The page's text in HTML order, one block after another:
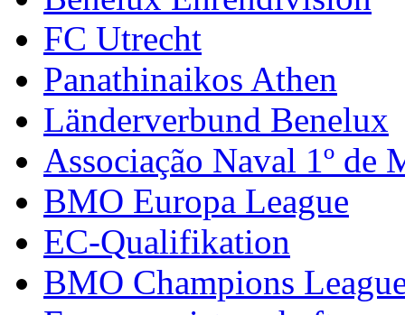
FC Utrecht
Panathinaikos Athen
Länderverbund Benelux
Associação Naval 1º de
BMO Europa League
EC-Qualifikation
BMO Champions